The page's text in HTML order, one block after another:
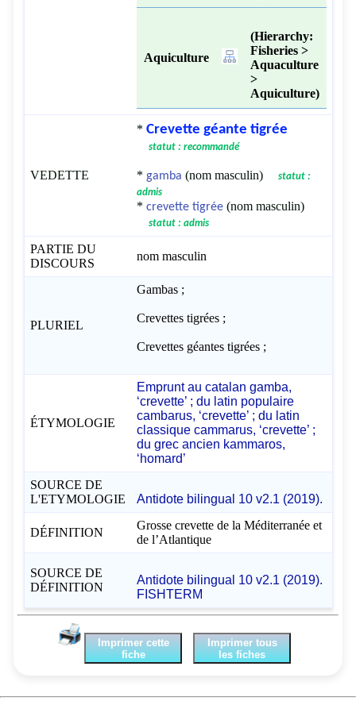
Aquiculture
(Hierarchy:
Fisheries >
Aquaculture
>
Aquiculture)
VEDETTE
* Crevette géante tigrée
statut : recommandé
* gamba (nom masculin)
statut :
admis
* crevette tigrée(nom masculin)
statut : admis
PARTIE DU
DISCOURS
nom masculin
PLURIEL
Gambas ;
Crevettes tigrées ;
Crevettes géantes tigrées ;
ÉTYMOLOGIE
Emprunt au catalan gamba,
‘crevette’ ; du latin populaire
cambarus, ‘crevette’ ; du latin
classique cammarus, ‘crevette’ ;
du grec ancien kammaros,
‘homard’
SOURCE DE
L'ETYMOLOGIE
Antidote bilingual 10 v2.1 (2019).
DÉFINITION
Grosse crevette de la Méditerranée et
de l’Atlantique
SOURCE DE
DÉFINITION
Antidote bilingual 10 v2.1 (2019).
FISHTERM
Imprimer cette
fiche
Imprimer tous
les fiches